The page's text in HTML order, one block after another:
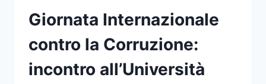
Giornata Internazionale
contro la Corruzione:
incontro all’Università